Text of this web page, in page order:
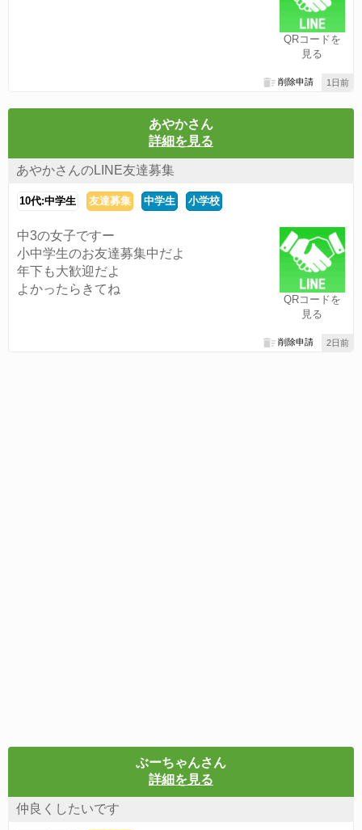
QRコードを
見る
1日前
削除申請
あやかさん
詳細を見る
あやかさんのLINE友達募集
10代:中学生 友達募集 中学生 小学校
QRコードを
見る
中3の女子ですー
小中学生のお友達募集中だよ
年下も大歓迎だよ
よかったらきてね
2日前
削除申請
ぶーちゃんさん
詳細を見る
仲良くしたいです